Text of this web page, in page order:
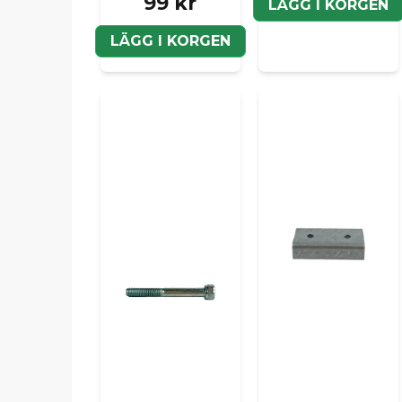
LÄGG I KORGEN
LÄGG I KORGEN